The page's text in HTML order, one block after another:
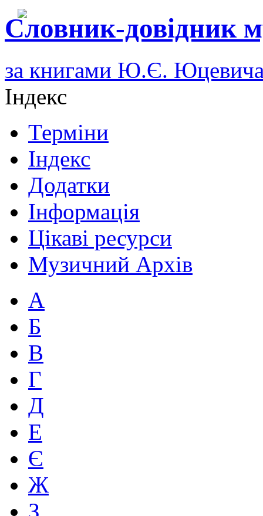
Словник-довідник
за книгами Ю.Є.
Індекс
Терміни
Індекс
Додатки
Інформація
Цікаві ресурси
Музичний Архів
А
Б
В
Г
Д
Е
Є
Ж
З